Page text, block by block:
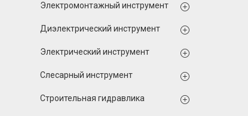
Электромонтажный инструмент
Диэлектрический инструмент
Электрический инструмент
Слесарный инструмент
Строительная гидравлика